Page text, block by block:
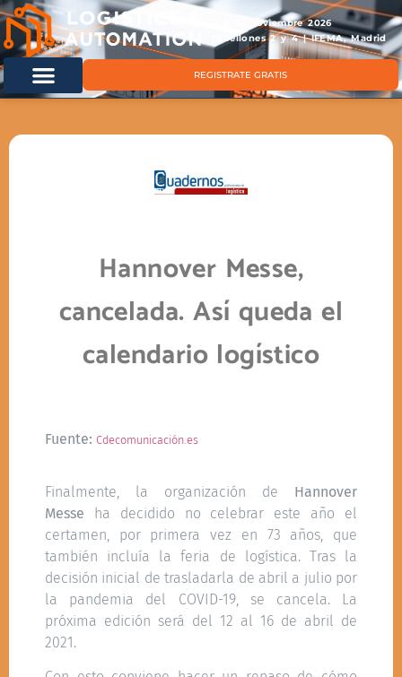
11 & 12 noviembre 2026
Pabellones 2 y 4 | IFEMA, Madrid
REGISTRATE GRATIS
Hannover Messe,
cancelada. Así queda el
calendario logístico
Fuente: Cdecomunicación.es
Finalmente, la organización de Hannover
Messe ha decidido no celebrar este año el
certamen, por primera vez en 73 años, que
también incluía la feria de logística. Tras la
decisión inicial de trasladarla de abril a julio por
la pandemia del COVID-19, se cancela. La
próxima edición será del 12 al 16 de abril de
2021.